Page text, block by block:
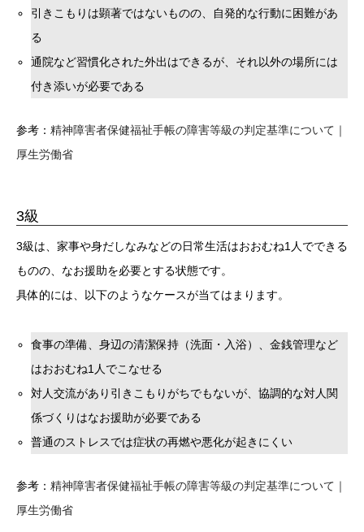
引きこもりは顕著ではないものの、自発的な行動に困難があ
る
通院など習慣化された外出はできるが、それ以外の場所には
付き添いが必要である
参考： 精神障害者保健福祉手帳の障害等級の判定基準について｜
厚生労働省
3級
3級は、家事や身だしなみなどの日常生活はおおむね1人でできる
ものの、なお援助を必要とする状態です。
具体的には、以下のようなケースが当てはまります。
食事の準備、身辺の清潔保持（洗面・入浴）、金銭管理など
はおおむね1人でこなせる
対人交流があり引きこもりがちでもないが、協調的な対人関
係づくりはなお援助が必要である
普通のストレスでは症状の再燃や悪化が起きにくい
参考： 精神障害者保健福祉手帳の障害等級の判定基準について｜
厚生労働省